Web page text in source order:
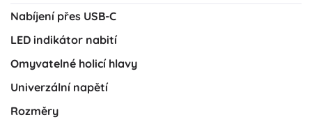
Nabíjení přes USB-C
LED indikátor nabití
Omyvatelné holicí hlavy
Univerzální napětí
Rozměry